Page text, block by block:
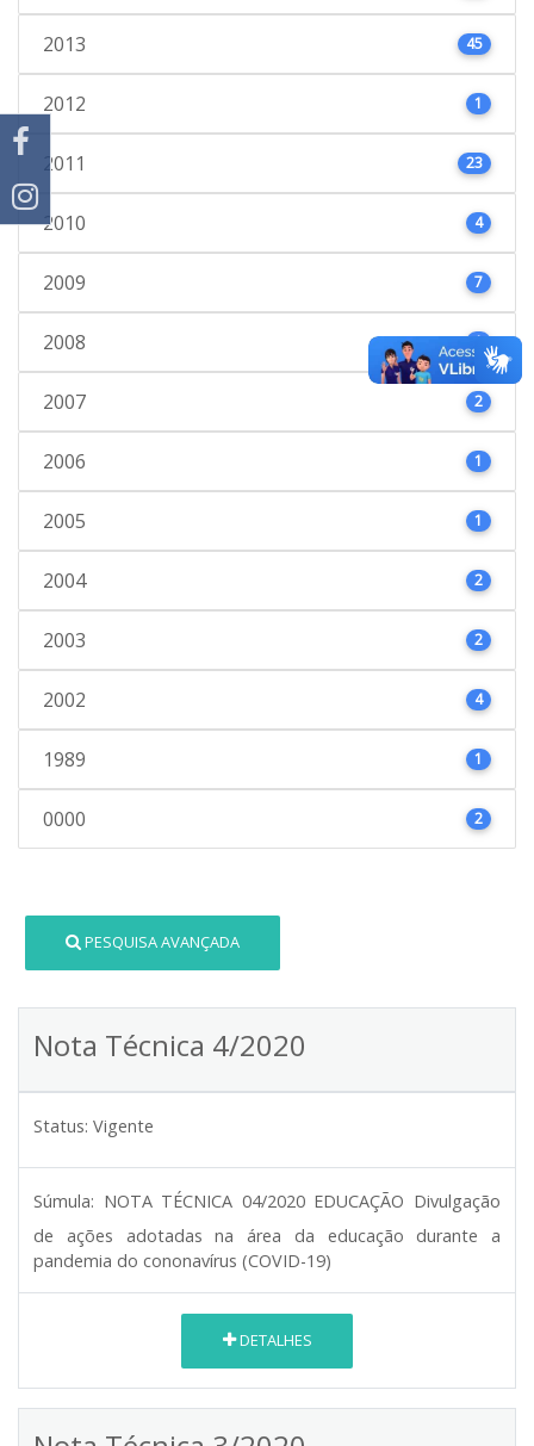
2013 45
2012 1
2011 23
2010 4
2009 7
2008 1
2007 2
2006 1
2005 1
2004 2
2003 2
2002 4
1989 1
0000 2
PESQUISA AVANÇADA
Nota Técnica 4/2020
Status: Vigente
Súmula: NOTA TÉCNICA 04/2020 EDUCAÇÃO Divulgação
de ações adotadas na área da educação durante a
pandemia do cononavírus (COVID-19)
DETALHES